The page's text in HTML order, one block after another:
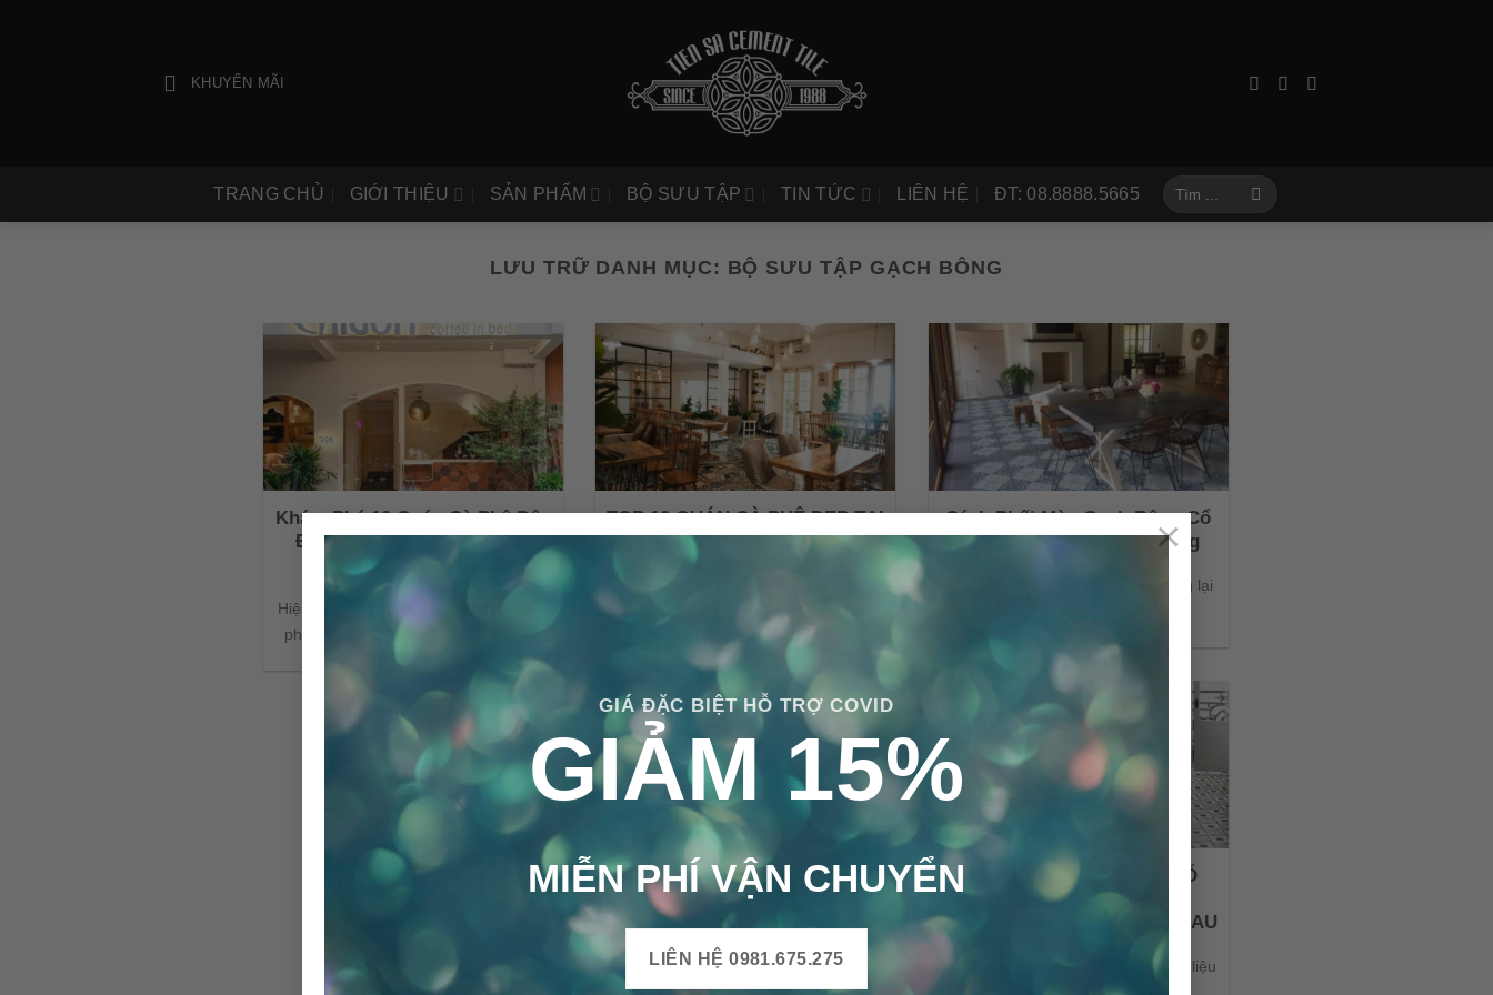
GIÁ ĐẶC BIỆT HỖ TRỢ COVID
GIẢM 15%
MIỄN PHÍ VẬN CHUYỂN
LIÊN HỆ 0981.675.275
×
KHUYẾN MÃI
TRANG CHỦ GIỚI THIỆU SẢN PHẨM BỘ SƯU TẬP TIN TỨC LIÊN HỆ ĐT: 08.8888.5665
LƯU TRỮ DANH MỤC: BỘ SƯU TẬP GẠCH BÔNG
Khám Phá 10 Quán Cà Phê Độc
Đáo Kết Hợp Gạch Giả Cổ,
Gạch Bông và Bông Gió
Hiện nay, việc kinh doanh các quán cà
phê đang ngày càng phổ biến và [...]
TOP 10 QUÁN CÀ PHÊ ĐẸP TẠI
SÀI GÒN SỬ DỤNG GẠCH
BÔNG CỔ ĐIỂN
trọng về định hình phong cách. Do [...]
Cách Phối Màu Gạch Bông Cổ
Điển Cho Không Gian Sống
Gạch bông cổ điển không chỉ mang lại
KẾT HỢP GẠCH BÔNG CỔ
ĐIỂN VỚI NHIỀU PHONG
CÁCH KIẾN TRÚC KHÁC NHAU
Gạch bông cổ điển không chỉ là vật liệu
xây dựng, mà còn là một [...]